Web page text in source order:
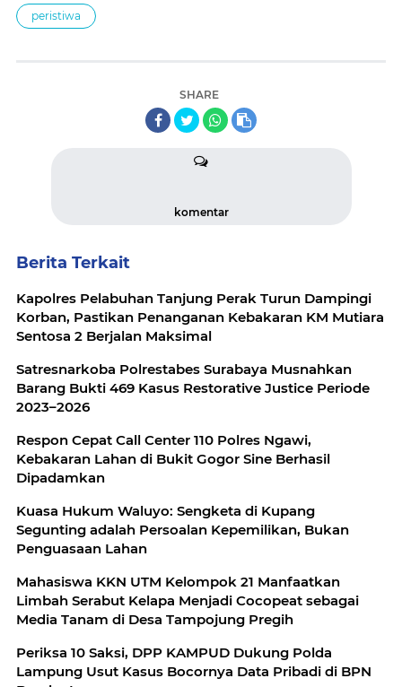
peristiwa
SHARE
komentar
Berita Terkait
Kapolres Pelabuhan Tanjung Perak Turun Dampingi
Korban, Pastikan Penanganan Kebakaran KM Mutiara
Sentosa 2 Berjalan Maksimal
Satresnarkoba Polrestabes Surabaya Musnahkan
Barang Bukti 469 Kasus Restorative Justice Periode
2023–2026
Respon Cepat Call Center 110 Polres Ngawi,
Kebakaran Lahan di Bukit Gogor Sine Berhasil
Dipadamkan
Kuasa Hukum Waluyo: Sengketa di Kupang
Segunting adalah Persoalan Kepemilikan, Bukan
Penguasaan Lahan
Mahasiswa KKN UTM Kelompok 21 Manfaatkan
Limbah Serabut Kelapa Menjadi Cocopeat sebagai
Media Tanam di Desa Tampojung Pregih
Periksa 10 Saksi, DPP KAMPUD Dukung Polda
Lampung Usut Kasus Bocornya Data Pribadi di BPN